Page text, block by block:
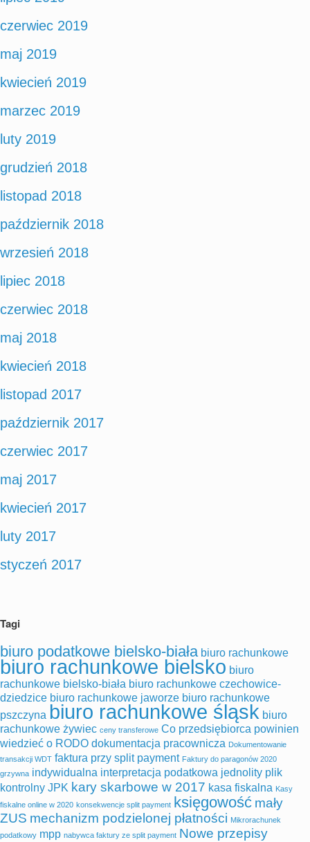
czerwiec 2019
maj 2019
kwiecień 2019
marzec 2019
luty 2019
grudzień 2018
listopad 2018
październik 2018
wrzesień 2018
lipiec 2018
czerwiec 2018
maj 2018
kwiecień 2018
listopad 2017
październik 2017
czerwiec 2017
maj 2017
kwiecień 2017
luty 2017
styczeń 2017
Tagi
biuro podatkowe bielsko-biała biuro rachunkowe
biuro rachunkowe bielsko biuro
rachunkowe bielsko-biała biuro rachunkowe czechowice-
dziedzice biuro rachunkowe jaworze biuro rachunkowe
pszczyna biuro rachunkowe śląsk biuro
rachunkowe żywiec ceny transferowe Co przedsiębiorca powinien
wiedzieć o RODO dokumentacja pracownicza Dokumentowanie
transakcji WDT faktura przy split payment Faktury do paragonów 2020
grzywna indywidualna interpretacja podatkowa jednolity plik
kontrolny JPK kary skarbowe w 2017 kasa fiskalna Kasy
fiskalne online w 2020 konsekwencje split payment księgowość mały
ZUS mechanizm podzielonej płatności Mikrorachunek
podatkowy mpp nabywca faktury ze split payment Nowe przepisy